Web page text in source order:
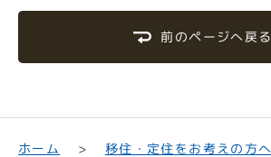
前のページへ戻る
ホーム 移住・定住をお考えの方へ